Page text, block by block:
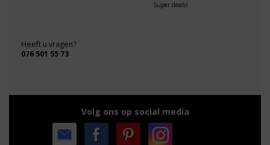
Super deals!
Heeft u vragen?
076 501 55 73
Volg ons op social media